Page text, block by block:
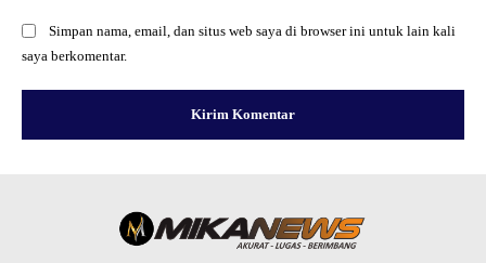
Simpan nama, email, dan situs web saya di browser ini untuk lain kali
saya berkomentar.